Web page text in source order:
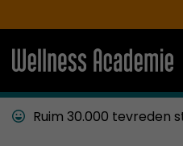
Ruim 30.000 tevreden